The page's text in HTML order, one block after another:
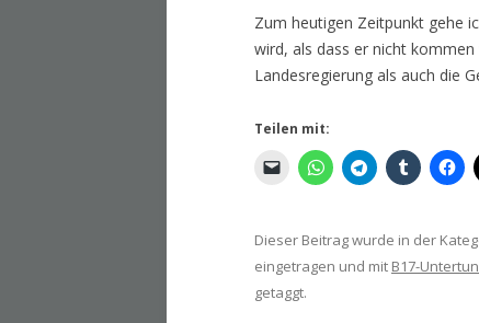
Zum heutigen Zeitpunkt gehe
wird, als dass er nicht
Landesregierung als auch die
Teilen mit:
Dieser Beitrag wurde in der
eingetragen und mit B17-
getaggt.